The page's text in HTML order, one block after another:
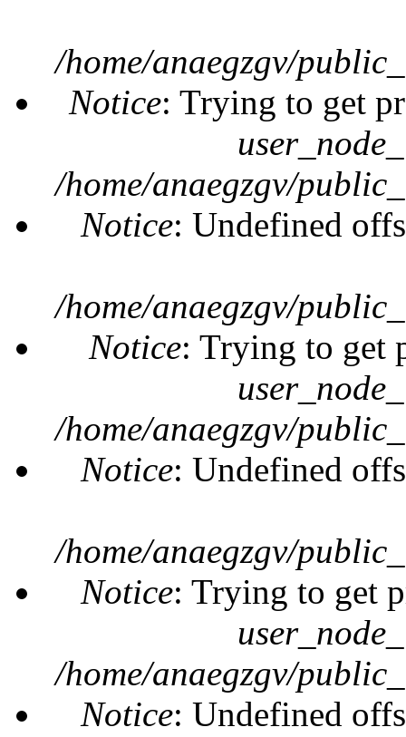
/home/anaegzgv/
Notice: Trying to get
/home/anaegzgv/
Notice: Undefined
/home/anaegzgv/
Notice: Trying to get
/home/anaegzgv/
Notice: Undefined
/home/anaegzgv/
Notice: Trying to get
/home/anaegzgv/
Notice: Undefined